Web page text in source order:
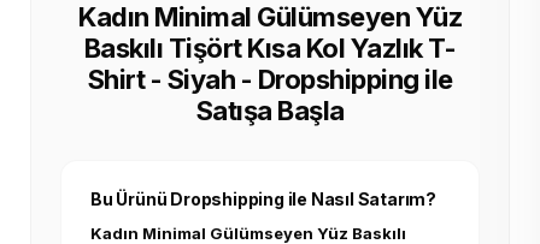
Kadın Minimal Gülümseyen Yüz
Baskılı Tişört Kısa Kol Yazlık T-
Shirt - Siyah - Dropshipping ile
Satışa Başla
Bu Ürünü Dropshipping ile Nasıl Satarım?
Kadın Minimal Gülümseyen Yüz Baskılı